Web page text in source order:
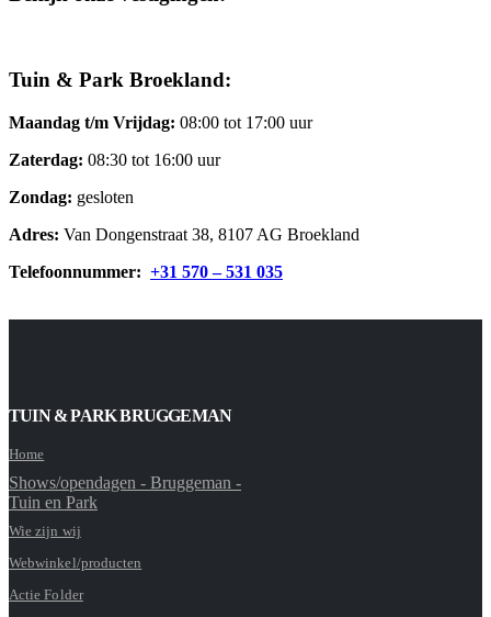
Tuin & Park Broekland:
Maandag t/m Vrijdag: 08:00 tot 17:00 uur
Zaterdag: 08:30 tot 16:00 uur
Zondag: gesloten
Adres: Van Dongenstraat 38, 8107 AG Broekland
Telefoonnummer: +31 570 – 531 035
TUIN & PARK BRUGGEMAN
Home
Shows/opendagen - Bruggeman -
Tuin en Park
Wie zijn wij
Webwinkel/producten
Actie Folder